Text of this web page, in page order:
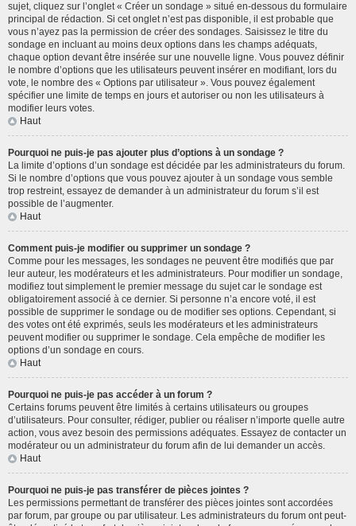
sujet, cliquez sur l’onglet « Créer un sondage » situé en-dessous du formulaire
principal de rédaction. Si cet onglet n’est pas disponible, il est probable que
vous n’ayez pas la permission de créer des sondages. Saisissez le titre du
sondage en incluant au moins deux options dans les champs adéquats,
chaque option devant être insérée sur une nouvelle ligne. Vous pouvez définir
le nombre d’options que les utilisateurs peuvent insérer en modifiant, lors du
vote, le nombre des « Options par utilisateur ». Vous pouvez également
spécifier une limite de temps en jours et autoriser ou non les utilisateurs à
modifier leurs votes.
Haut
Pourquoi ne puis-je pas ajouter plus d’options à un sondage ?
La limite d’options d’un sondage est décidée par les administrateurs du forum.
Si le nombre d’options que vous pouvez ajouter à un sondage vous semble
trop restreint, essayez de demander à un administrateur du forum s’il est
possible de l’augmenter.
Haut
Comment puis-je modifier ou supprimer un sondage ?
Comme pour les messages, les sondages ne peuvent être modifiés que par
leur auteur, les modérateurs et les administrateurs. Pour modifier un sondage,
modifiez tout simplement le premier message du sujet car le sondage est
obligatoirement associé à ce dernier. Si personne n’a encore voté, il est
possible de supprimer le sondage ou de modifier ses options. Cependant, si
des votes ont été exprimés, seuls les modérateurs et les administrateurs
peuvent modifier ou supprimer le sondage. Cela empêche de modifier les
options d’un sondage en cours.
Haut
Pourquoi ne puis-je pas accéder à un forum ?
Certains forums peuvent être limités à certains utilisateurs ou groupes
d’utilisateurs. Pour consulter, rédiger, publier ou réaliser n’importe quelle autre
action, vous avez besoin des permissions adéquates. Essayez de contacter un
modérateur ou un administrateur du forum afin de lui demander un accès.
Haut
Pourquoi ne puis-je pas transférer de pièces jointes ?
Les permissions permettant de transférer des pièces jointes sont accordées
par forum, par groupe ou par utilisateur. Les administrateurs du forum ont peut-